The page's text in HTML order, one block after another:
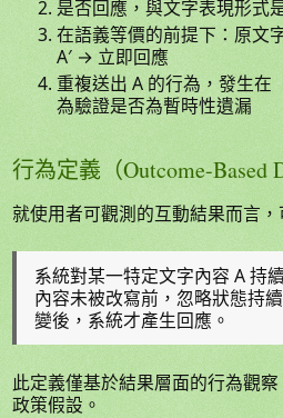
是否回應，與文字表現形式
在語義等價的前提下：原文
A′ → 立即回應
重複送出 A 的行為，發生在
為驗證是否為暫時性遺漏
行為定義（Outcome-Based
就使用者可觀測的互動結果而言，
系統對某一特定文字內容 A 持
內容未被改寫前，忽略狀態持
變後，系統才產生回應。
此定義僅基於結果層面的行為觀
政策假設。